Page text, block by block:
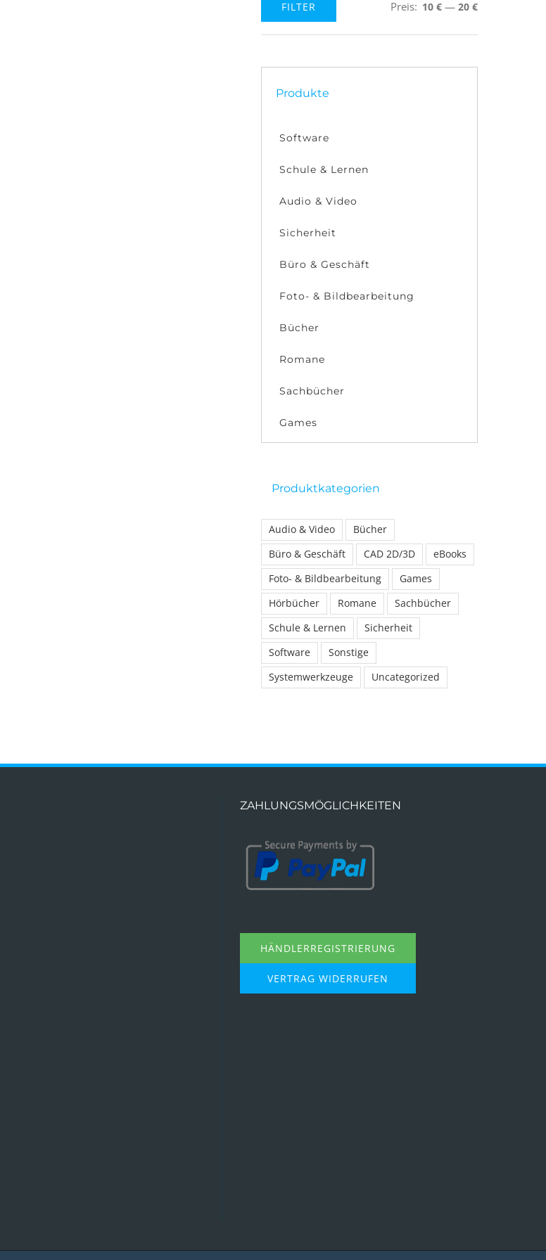
Preis
Preis
FILTER Preis: 10 € — 20 €
Produkte
Software
Schule & Lernen
Audio & Video
Sicherheit
Büro & Geschäft
Foto- & Bildbearbeitung
Bücher
Romane
Sachbücher
Games
Produktkategorien
Audio & Video
Bücher
Büro & Geschäft
CAD 2D/3D
eBooks
Foto- & Bildbearbeitung
Games
Hörbücher
Romane
Sachbücher
Schule & Lernen
Sicherheit
Software
Sonstige
Systemwerkzeuge
Uncategorized
ZAHLUNGSMÖGLICHKEITEN
HÄNDLERREGISTRIERUNG
VERTRAG WIDERRUFEN